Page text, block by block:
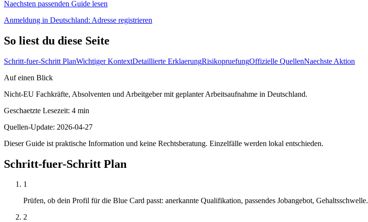
Naechsten passenden Guide lesen
Anmeldung in Deutschland: Adresse registrieren
So liest du diese Seite
Schritt-fuer-Schritt PlanWichtiger KontextDetaillierte ErklaerungRisikopruefungOffizielle QuellenNaechste Aktion
Auf einen Blick
Nicht-EU Fachkräfte, Absolventen und Arbeitgeber mit geplanter Arbeitsaufnahme in Deutschland.
Geschaetzte Lesezeit: 4 min
Quellen-Update: 2026-04-27
Dieser Guide ist praktische Information und keine Rechtsberatung. Einzelfälle werden lokal entschieden.
Schritt-fuer-Schritt Plan
1
Prüfen, ob dein Profil für die Blue Card passt: anerkannte Qualifikation, passendes Jobangebot, Gehaltsschwelle.
2